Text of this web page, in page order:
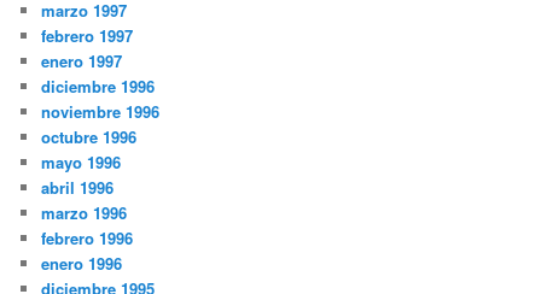
marzo 1997
febrero 1997
enero 1997
diciembre 1996
noviembre 1996
octubre 1996
mayo 1996
abril 1996
marzo 1996
febrero 1996
enero 1996
diciembre 1995